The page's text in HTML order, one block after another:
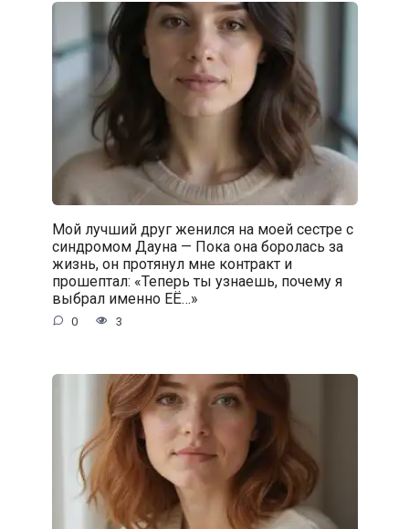
Мой лучший друг женился на моей сестре с
синдромом Дауна — Пока она боролась за
жизнь, он протянул мне контракт и
прошептал: «Теперь ты узнаешь, почему я
выбрал именно ЕЁ…»
0 3